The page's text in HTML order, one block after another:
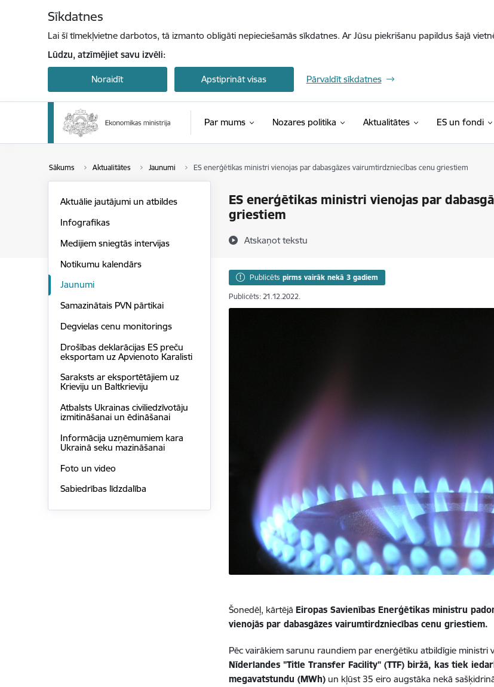
Sīkdatnes
Lai šī tīmekļvietne darbotos, tā izmanto obligāti nepieciešamās sīkdatnes. Ar Jūsu piekrišanu papildus šajā
Lūdzu, atzīmējiet savu izvēli:
Noraidīt Apstiprināt visas Pārvaldīt sīkdatnes
Par mums Nozares politika Aktualitātes ES un fondi
Sākums Aktualitātes Jaunumi ES enerģētikas ministri vienojas par dabasgāzes vairumtirdzniecības cenu griestiem
ES enerģētikas ministri vienojas par
griestiem
Atskaņot tekstu
Aktuālie jautājumi un atbildes
Infografikas
Medijiem sniegtās intervijas
Notikumu kalendārs
Jaunumi
Samazinātais PVN pārtikai
Degvielas cenu monitorings
Drošības deklarācijas ES preču
eksportam uz Apvienoto Karalisti
Saraksts ar eksportētājiem uz
Krieviju un Baltkrieviju
Atbalsts Ukrainas civiliedzīvotāju
izmitināšanai un ēdināšanai
Informācija uzņēmumiem kara
Ukrainā seku mazināšanai
Foto un video
Sabiedrības līdzdalība
Publicēts pirms vairāk nekā 3 gadiem
Publicēts: 21.12.2022.
Šonedēļ, kārtējāEiropas Savienības Enerģētikas ministru
vienojās par dabasgāzes vairumtirdzniecības cenu griestiem.
Pēc vairākiem sarunu raundiem par enerģētiku atbildīgie ministri
Nīderlandes "Title Transfer Facility" (TTF) biržā, kas tiek
megavatstundu (MWh) un kļūst 35 eiro augstāka nekā